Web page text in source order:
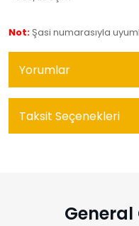
Not:Şasi numarasıyla
Yorumlar
Taksit Seçenekleri
General